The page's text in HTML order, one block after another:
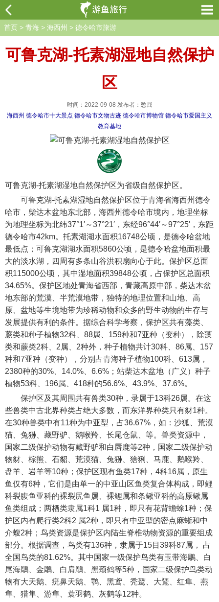
首页 > 青海 > 海西州 > 德令哈市旅游
可鲁克湖-托素湖湿地自然保护
区
时间：2022-09-08 发布者：憋屈
海西州 德令哈市十大景点 德令哈市文物古迹 德令哈市博物馆 德令哈市爱国主义
教育基地
可鲁克湖-托素湖湿地自然保护区为省级自然保护区。
可鲁克湖-托素湖湿地自然保护区位于青海省海西州德令
哈市，柴达木盆地东北部，海西州德令哈市境内，地理坐标
为地理坐标为北纬37°1′～37°21′，东经96°44′～97°25′，东距
德令哈市42km。托素湖湖水面积16748公顷，是德令哈盆地
最低点；可鲁克湖湖水面积5860公顷，是德令哈盆地面积最
大的淡水湖，四周有多条山谷洪积扇向心于此。保护区总面
积115000公顷，其中湿地面积39848公顷，占保护区总面积
34.65%。保护区地处青海省西部，青藏高原中部，柴达木盆
地东部的荒漠、半荒漠地带，独特的地理位置和山地、高
原、盆地等生境地带为珍稀动物和众多的野生动物的生存与
发展提供有利的条件。据综合科学考察，保护区共有藻类、
蕨类和种子植物32科、88属、159种和7亚种（变种），除藻
类和蕨类2科、2属、2种外，种子植物共计30科、86属、157
种和7亚种（变种），分别占青海种子植物100科、613属，
2380种的30%、14.0%、6.6%；站柴达木盆地（广义）种子
植物53科、196属、418种的56.6%、43.9%、37.6%。
保护区及其周围共有兽类30种，录属于13科26属。在这
些兽类中古北界种类占绝大多数，而东洋界种类只有豺1种。
在30种兽类中有11种为中亚型，占36.67%，如：沙狐、荒漠
猫、兔狲、藏野驴、鹅喉羚、长尾仓鼠、等。兽类资源中，
国家二级保护动物有藏野驴和白唇鹿等2种，国家二级保护动
物豺、棕熊、石貂、荒漠猫、兔狲、猞猁、马鹿、鹅喉羚、
盘羊、岩羊等10种；保护区现有鱼类17种，4科16属，原生
鱼仅有6种，它们是由单一的中亚山区鱼类复合体构成，即鲤
科裂腹鱼亚科的裸裂尻鱼属、裸鲤属和条鳅亚科的高原鳅属
鱼类组成；两栖类隶属1科1 属1种，即只有花背蟾蜍1种；保
护区内有爬行类2科2 属2种，即只有中亚型的密点麻蜥和中
介蝮2种；鸟类资源是保护区内陆生脊椎动物资源的重要组成
部分。根据调查，鸟类有136种，隶属于15目39科87属， 占
全国鸟类的81.62%。其中国家一级保护鸟类有玉带海鵰、白
尾海鵰、金鵰、白肩鵰、黑颈鹤等5种，国家二级保护鸟类动
物有大天鹅、疣鼻天鹅、鹗、黑鸢、秃鹫、大鵟、红隼、燕
隼、猎隼、游隼、蓑羽鹤、灰鹤等12种。